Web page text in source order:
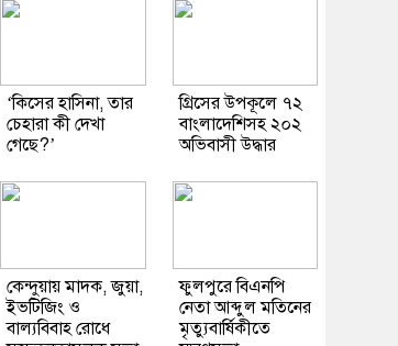
‘কিসের হাসিনা, তার
চেহারা কী দেখা
গেছে?’
গ্রিসের উপকূলে ৭২
বাংলাদেশিসহ ২০২
অভিবাসী উদ্ধার
কেন্দুয়ায় মাদক, জুয়া,
ইভটিজিং ও
বাল্যবিবাহ রোধে
ফুলপুরে বিএনপি
নেতা আব্দুল মতিনের
মৃত্যুবার্ষিকীতে